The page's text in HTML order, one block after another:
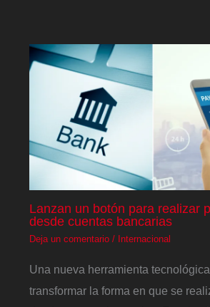
Lanzan un botón para realizar
desde cuentas bancarias
Deja un comentario / Internacional
Una nueva herramienta
transformar la forma en que se